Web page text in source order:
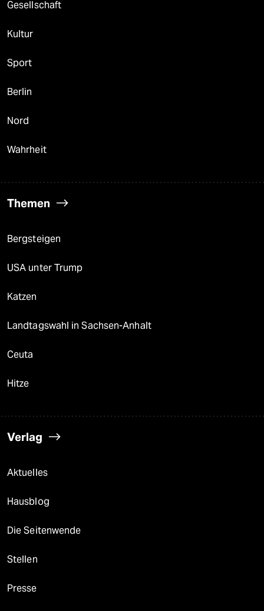
Gesellschaft
Kultur
Sport
Berlin
Nord
Wahrheit
Themen
Bergsteigen
USA unter Trump
Katzen
Landtagswahl in Sachsen-Anhalt
Ceuta
Hitze
Verlag
Aktuelles
Hausblog
Die Seitenwende
Stellen
Presse